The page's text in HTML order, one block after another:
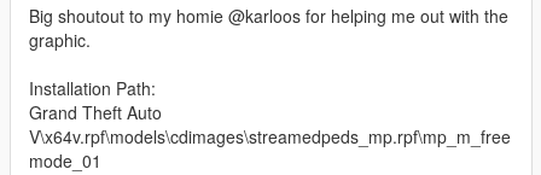
Big shoutout to my homie @karloos for helping me out with the
graphic.
Installation Path:
Grand Theft Auto
V\x64v.rpf\models\cdimages\streamedpeds_mp.rpf\mp_m_free
mode_01